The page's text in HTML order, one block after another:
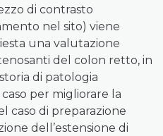
di contrasto
nel sito) viene
una valutazione
del colon retto, in
di patologia
per migliorare la
caso di preparazione
dell’estensione di